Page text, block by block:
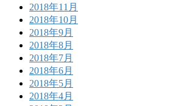
2018年11月
2018年10月
2018年9月
2018年8月
2018年7月
2018年6月
2018年5月
2018年4月